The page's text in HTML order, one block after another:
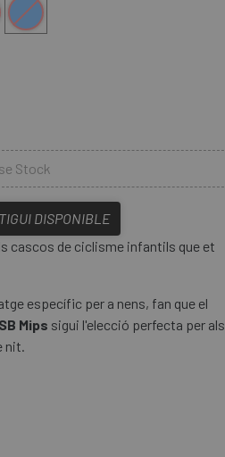
claro
Stock
DISPONIBLE
cascos de ciclisme infantils que et
específic per a nens, fan que el
Mips sigui l'elecció perfecta per als
nit.